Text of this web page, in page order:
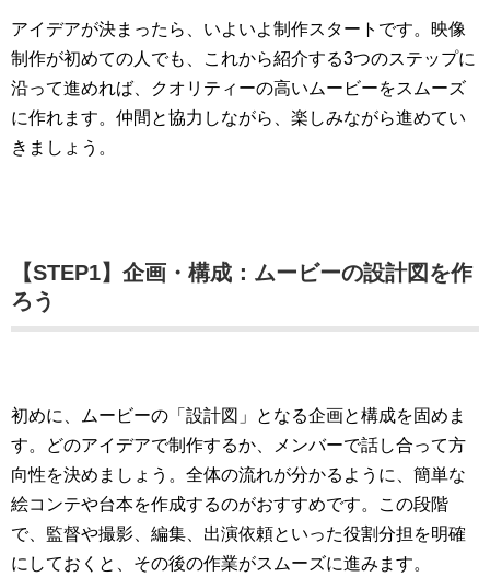
アイデアが決まったら、いよいよ制作スタートです。映像
制作が初めての人でも、これから紹介する3つのステップに
沿って進めれば、クオリティーの高いムービーをスムーズ
に作れます。仲間と協力しながら、楽しみながら進めてい
きましょう。
【STEP1】企画・構成：ムービーの設計図を作
ろう
初めに、ムービーの「設計図」となる企画と構成を固めま
す。どのアイデアで制作するか、メンバーで話し合って方
向性を決めましょう。全体の流れが分かるように、簡単な
絵コンテや台本を作成するのがおすすめです。この段階
で、監督や撮影、編集、出演依頼といった役割分担を明確
にしておくと、その後の作業がスムーズに進みます。